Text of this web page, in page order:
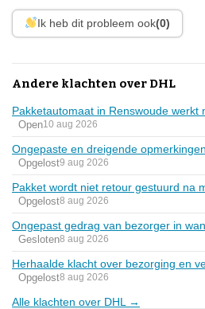
Ik heb dit probleem ook(0)
Andere klachten over DHL
Pakketautomaat in Renswoude werkt
Open10 aug 2026
Ongepaste en dreigende
Opgelost9 aug 2026
Pakket wordt niet retour gestuurd na
Opgelost8 aug 2026
Ongepast gedrag van bezorger in
Gesloten8 aug 2026
Herhaalde klacht over bezorging en
Opgelost8 aug 2026
Alle klachten over DHL →